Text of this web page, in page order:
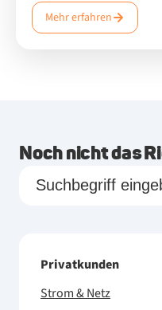
Mehr erfahren
Noch nicht das
Privatkunden
Strom & Netz